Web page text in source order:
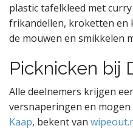
plastic tafelkleed met
frikandellen, kroketten en
de mouwen en smikkelen
Picknicken bij
Alle deelnemers krijgen
versnaperingen en mogen
Kaap, bekent van